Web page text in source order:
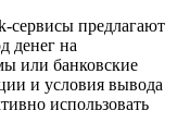
сервисы предлагают
денег на
или банковские
и условия вывода
использовать